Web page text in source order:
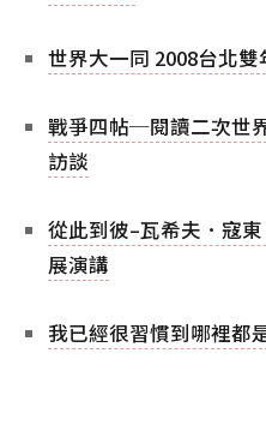
世界大一同 2008台北
戰爭四帖─閱讀二次世
訪談
從此到彼–瓦希夫．寇
展演講
我已經很習慣到哪裡都